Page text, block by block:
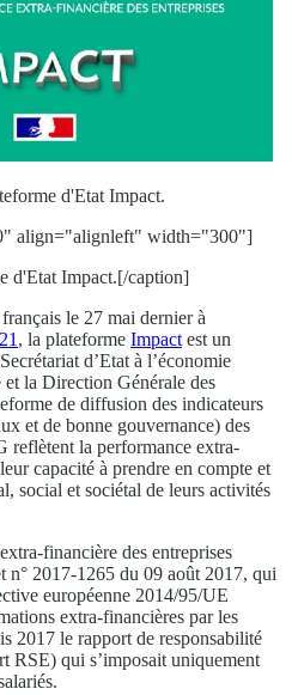
d'Etat Impact.
align="alignleft" width="300"]
d'Etat Impact.[/caption]
le 27 mai dernier à
, la plateforme Impact est un
d’Etat à l’économie
et la Direction Générale des
de diffusion des indicateurs
et de bonne gouvernance) des
reflètent la performance extra-
capacité à prendre en compte et
social et sociétal de leurs activités
financière des entreprises
n° 2017-1265 du 09 août 2017, qui
européenne 2014/95/UE
extra-financières par les
2017 le rapport de responsabilité
RSE) qui s’imposait uniquement